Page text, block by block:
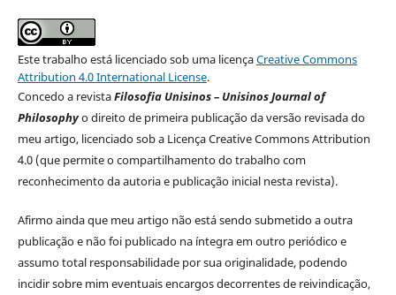
Este trabalho está licenciado sob uma licençaCreative Commons
Attribution 4.0 International License.
Concedo a revistaFilosofia Unisinos – Unisinos Journal of
Philosophyo direito de primeira publicação da versão revisada do
meu artigo, licenciado sob a Licença Creative Commons Attribution
4.0 (que permite o compartilhamento do trabalho com
reconhecimento da autoria e publicação inicial nesta revista).
Afirmo ainda que meu artigo não está sendo submetido a outra
publicação e não foi publicado na íntegra em outro periódico e
assumo total responsabilidade por sua originalidade, podendo
incidir sobre mim eventuais encargos decorrentes de reivindicação,